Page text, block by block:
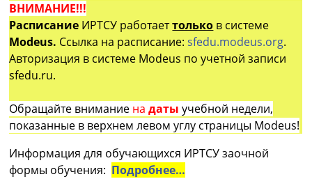
ВНИМАНИЕ!!!
Расписание ИРТСУ работаеттолько в системе
Modeus. Ссылка на расписание:sfedu.modeus.org.
Авторизация в системе Modeus по учетной записи
sfedu.ru.
Обращайте внимание на датыучебной недели,
показанные в верхнем левом углу страницы Modeus!
Информация для обучающихся ИРТСУ заочной
формы обучения: Подробнее…